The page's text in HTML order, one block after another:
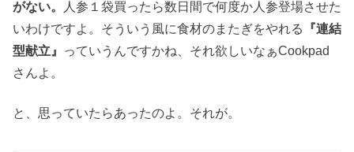
がない。
人参１袋買ったら数日間で何度か人参登場させた
いわけですよ。そういう風に食材のまたぎをやれる
『連結
型献立』
っていうんですかね、それ欲しいなぁCookpad
さんよ。
と、思っていたらあったのよ。それが。